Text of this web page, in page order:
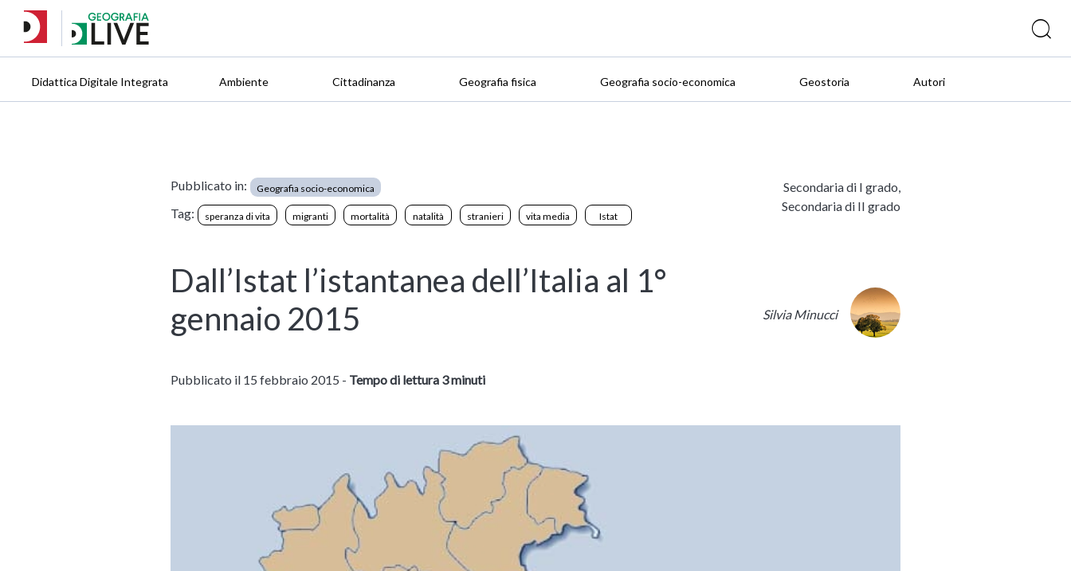
Didattica Digitale Integrata Ambiente Cittadinanza Geografia fisica Geografia socio-economica Geostoria Autori
Pubblicato in: Geografia socio-economica
Tag: speranza di vita migranti mortalità natalità stranieri vita media Istat
Secondaria di I grado,
Secondaria di II grado
Dall’Istat l’istantanea dell’Italia al 1°
gennaio 2015
Silvia Minucci
Pubblicato il 15 febbraio 2015 - Tempo di lettura 3 minuti